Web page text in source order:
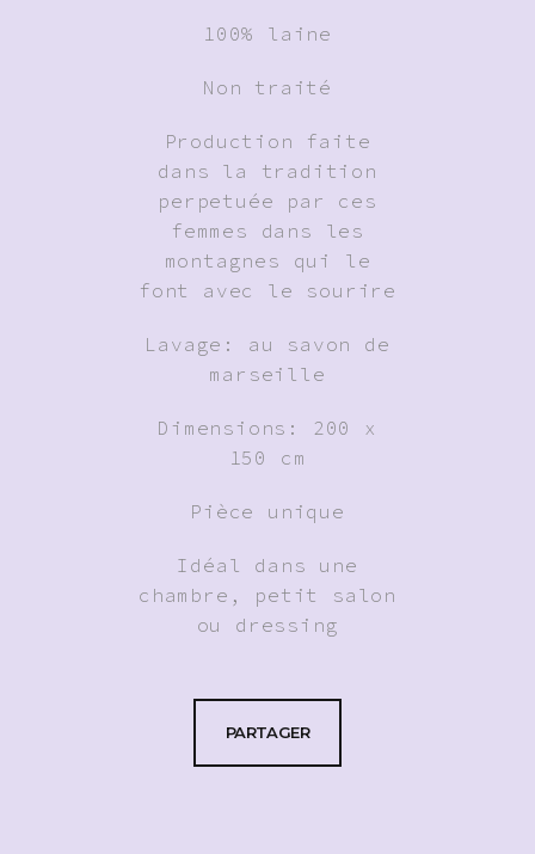
100% laine
Non traité
Production faite
dans la tradition
perpetuée par ces
femmes dans les
montagnes qui le
font avec le sourire
Lavage: au savon de
marseille
Dimensions: 200 x
150 cm
Pièce unique
Idéal dans une
chambre, petit salon
ou dressing
PARTAGER